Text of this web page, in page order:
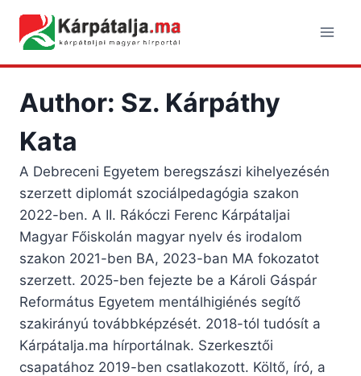
content
Author: Sz. Kárpáthy
Kata
A Debreceni Egyetem beregszászi kihelyezésén
szerzett diplomát szociálpedagógia szakon
2022-ben. A II. Rákóczi Ferenc Kárpátaljai
Magyar Főiskolán magyar nyelv és irodalom
szakon 2021-ben BA, 2023-ban MA fokozatot
szerzett. 2025-ben fejezte be a Károli Gáspár
Református Egyetem mentálhigiénés segítő
szakirányú továbbképzését. 2018-tól tudósít a
Kárpátalja.ma hírportálnak. Szerkesztői
csapatához 2019-ben csatlakozott. Költő, író, a